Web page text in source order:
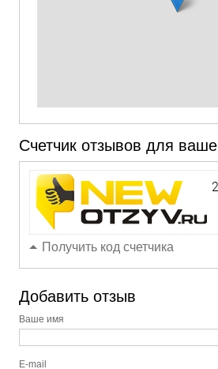
Счетчик отзывов для
Получить код счетчика
Добавить отзыв
Ваше имя
E-mail